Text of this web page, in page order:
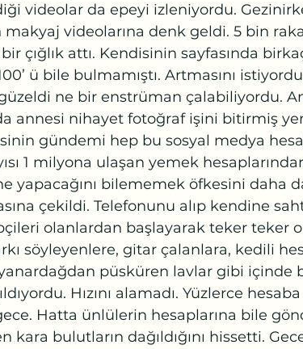
videolar da epeyi izleniyordu.
makyaj videolarına denk geldi. 5 bin
çığlık attı. Kendisinin sayfasında
ü bile bulmamıştı. Artmasını
ne bir enstrüman çalabiliyordu.
annesi nihayet fotoğraf işini bitirmiş
gündemi hep bu sosyal medya
1 milyona ulaşan yemek
yapacağını bilememek öfkesini daha
çekildi. Telefonunu alıp kendine
olanlardan başlayarak teker teker
söyleyenlere, gitar çalanlara, kedili
püsküren lavlar gibi içinde
Hızını alamadı. Yüzlerce
Hatta ünlülerin hesaplarına bile
bulutların dağıldığını hissetti.